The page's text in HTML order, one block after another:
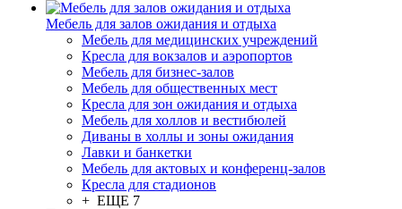
Мебель для залов ожидания и отдыха
Мебель для медицинских учреждений
Кресла для вокзалов и аэропортов
Мебель для бизнес-залов
Мебель для общественных мест
Кресла для зон ожидания и отдыха
Мебель для холлов и вестибюлей
Диваны в холлы и зоны ожидания
Лавки и банкетки
Мебель для актовых и конференц-залов
Кресла для стадионов
+ ЕЩЕ 7